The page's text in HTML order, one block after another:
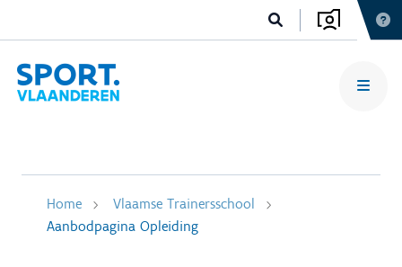
Home
Vlaamse Trainersschool
Aanbodpagina Opleiding